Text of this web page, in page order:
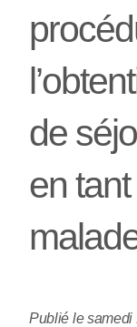
de
en tant
Publié le samedi